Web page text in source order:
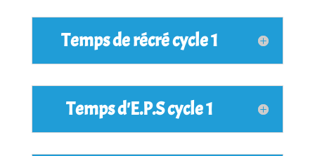
Temps de récré cycle 1
Temps d'E.P.S cycle 1